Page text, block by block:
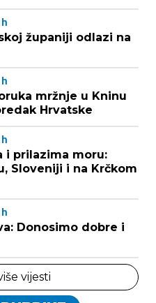
h
županiji odlazi na
h
mržnje u Kninu
Hrvatske
h
i prilazima moru:
Sloveniji i na Krčkom
h
Donosimo dobre i
vijesti